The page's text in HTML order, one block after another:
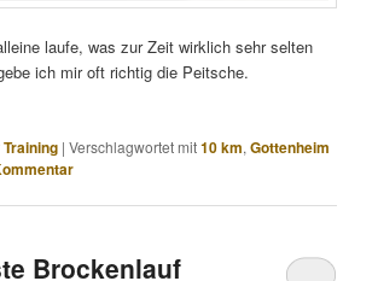
laufe, was zur Zeit wirklich sehr selten
ich mir oft richtig die Peitsche.
Training |Verschlagwortet mit10 km,Gottenheim
Brockenlauf